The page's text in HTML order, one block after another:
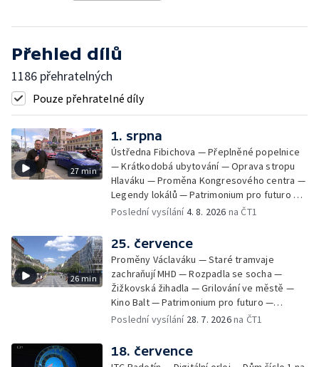
Přehled dílů
1186 přehratelných
Pouze přehratelné díly
27 min
1. srpna
Ústředna Fibichova — Přeplněné popelnice
— Krátkodobá ubytování — Oprava stropu
Hlaváku — Proměna Kongresového centra —
Legendy lokálů — Patrimonium pro futuro —
Kolovraty
Poslední vysílání4. 8. 2026 na ČT1
26 min
25. července
Proměny Václaváku — Staré tramvaje
zachraňují MHD — Rozpadla se socha —
Žižkovská žihadla — Grilování ve městě —
Kino Balt — Patrimonium pro futuro —
Třebonice
Poslední vysílání 28. 7. 2026na ČT1
18. července